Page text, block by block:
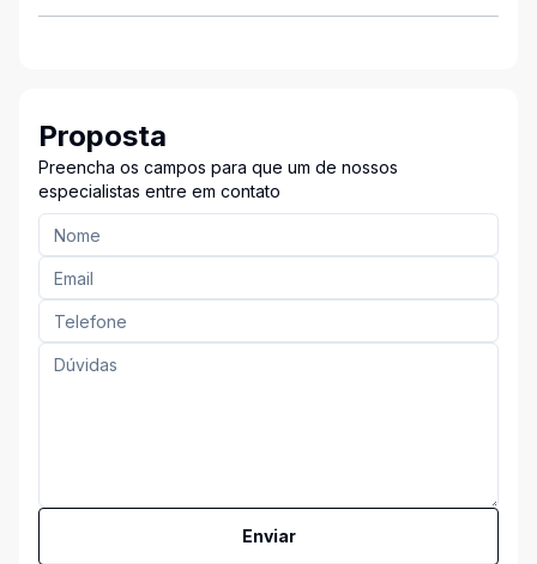
Proposta
Preencha os campos para que um de nossos
especialistas entre em contato
Enviar